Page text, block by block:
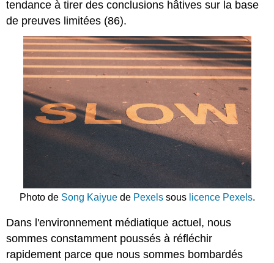
tendance à tirer des conclusions hâtives sur la base
de preuves limitées (86).
Photo de Song Kaiyuede Pexelssous licence Pexels.
Dans l'environnement médiatique actuel, nous
sommes constamment poussés à réfléchir
rapidement parce que nous sommes bombardés